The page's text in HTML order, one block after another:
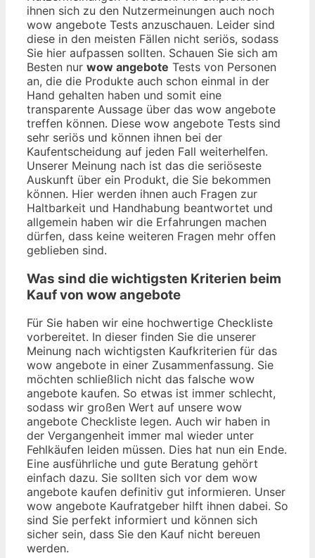
ihnen sich zu den Nutzermeinungen auch noch
wow angebote Tests anzuschauen. Leider sind
diese in den meisten Fällen nicht seriös, sodass
Sie hier aufpassen sollten. Schauen Sie sich am
Besten nur wow angebote Tests von Personen
an, die die Produkte auch schon einmal in der
Hand gehalten haben und somit eine
transparente Aussage über das wow angebote
treffen können. Diese wow angebote Tests sind
sehr seriös und können ihnen bei der
Kaufentscheidung auf jeden Fall weiterhelfen.
Unserer Meinung nach ist das die seriöseste
Auskunft über ein Produkt, die Sie bekommen
können. Hier werden ihnen auch Fragen zur
Haltbarkeit und Handhabung beantwortet und
allgemein haben wir die Erfahrungen machen
dürfen, dass keine weiteren Fragen mehr offen
geblieben sind.
Was sind die wichtigsten Kriterien beim
Kauf von wow angebote
Für Sie haben wir eine hochwertige Checkliste
vorbereitet. In dieser finden Sie die unserer
Meinung nach wichtigsten Kaufkriterien für das
wow angebote in einer Zusammenfassung. Sie
möchten schließlich nicht das falsche wow
angebote kaufen. So etwas ist immer schlecht,
sodass wir großen Wert auf unsere wow
angebote Checkliste legen. Auch wir haben in
der Vergangenheit immer mal wieder unter
Fehlkäufen leiden müssen. Dies hat nun ein Ende.
Eine ausführliche und gute Beratung gehört
einfach dazu. Sie sollten sich vor dem wow
angebote kaufen definitiv gut informieren. Unser
wow angebote Kaufratgeber hilft ihnen dabei. So
sind Sie perfekt informiert und können sich
sicher sein, dass Sie den Kauf nicht bereuen
werden.